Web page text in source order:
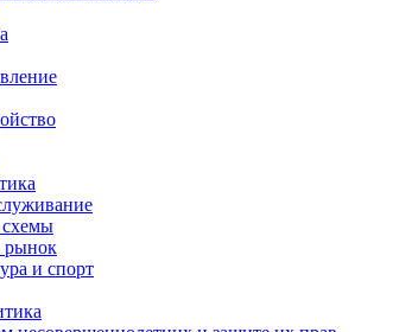
схемы
рынок
и спорт